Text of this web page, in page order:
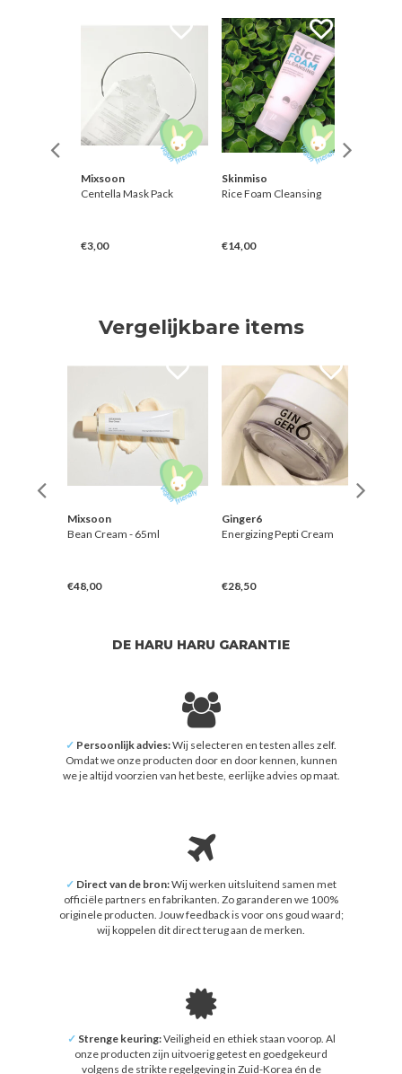
Mixsoon
Centella Mask Pack
€3,00
Skinmiso
Rice Foam Cleansing
€14,00
Vergelijkbare items
Mixsoon
Bean Cream - 65ml
€48,00
Ginger6
Energizing Pepti Cream
€28,50
DE HARU HARU GARANTIE
✓ Persoonlijk advies:Wij selecteren en testen alles zelf.
Omdat we onze producten door en door kennen, kunnen
we je altijd voorzien van het beste, eerlijke advies op maat.
✓ Direct van de bron:Wij werken uitsluitend samen met
officiële partners en fabrikanten. Zo garanderen we 100%
originele producten. Jouw feedback is voor ons goud waard;
wij koppelen dit direct terug aan de merken.
✓ Strenge keuring:Veiligheid en ethiek staan voorop. Al
onze producten zijn uitvoerig getest en goedgekeurd
volgens de strikte regelgeving in Zuid-Korea én de